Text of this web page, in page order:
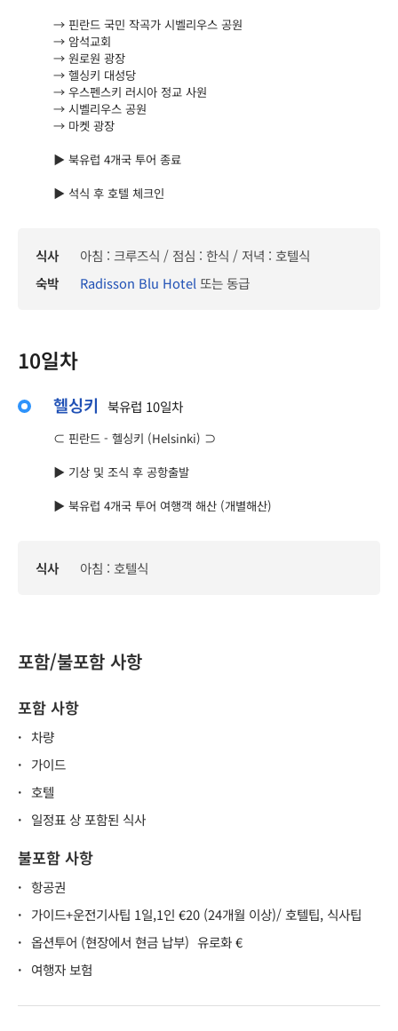
→ 핀란드 국민 작곡가 시벨리우스 공원
→ 암석교회
→ 원로원 광장
→ 헬싱키 대성당
→ 우스펜스키 러시아 정교 사원
→ 시벨리우스 공원
→ 마켓 광장
▶ 북유럽 4개국 투어 종료
▶ 석식 후 호텔 체크인
식사
아침 : 크루즈식 / 점심 : 한식 / 저녁 : 호텔식
숙박
Radisson Blu Hotel 또는 동급
10일차
헬싱키 북유럽 10일차
⊂ 핀란드 - 헬싱키 (Helsinki) ⊃
▶ 기상 및 조식 후 공항출발
▶ 북유럽 4개국 투어 여행객 해산 (개별해산)
식사 아침 : 호텔식
포함/불포함 사항
포함 사항
· 차량
· 가이드
· 호텔
· 일정표 상 포함된 식사
불포함 사항
· 항공권
· 가이드+운전기사팁 1일,1인 €20 (24개월 이상)/ 호텔팁, 식사팁
· 옵션투어 (현장에서 현금 납부) 유로화 €
· 여행자 보험